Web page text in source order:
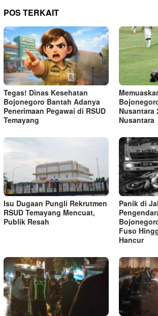
POS TERKAIT
Tegas! Dinas Kesehatan
Bojonegoro Bantah Adanya
Penerimaan Pegawai di RSUD
Temayang
Nusantara
Nusantara
Isu Dugaan Pungli Rekrutmen
RSUD Temayang Mencuat,
Publik Resah
Panik di
Fuso
Hancur